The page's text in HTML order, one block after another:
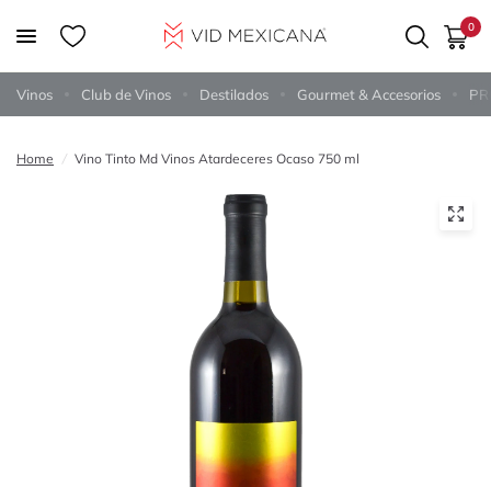
0
Vinos Club de Vinos Destilados Gourmet & Accesorios
Home / Vino Tinto Md Vinos Atardeceres Ocaso 750 ml